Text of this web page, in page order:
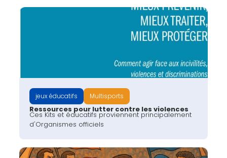
jeux éducatifs Multisports
Ressources pour lutter contre les violences
Ces Kits et éducatifs proviennent principalement
d'Organismes officiels